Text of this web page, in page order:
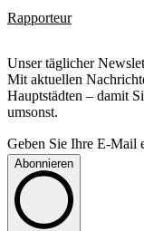
Rapporteur
Unser täglicher
Mit aktuellen
Hauptstädten – damit
umsonst.
Geben Sie Ihre E-Mail
Abonnieren